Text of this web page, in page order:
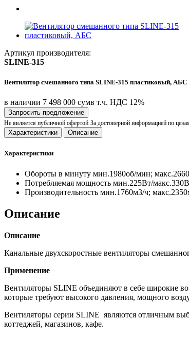
Артикул производителя:
SLINE-315
Вентилятор смешанного типа SLINE-315 пластиковый, АБС
в наличии 7 498 000 сумв т.ч. НДС 12%
Запросить предложение
Не является публичной офертой За достоверной информацией по
Характеристики Описание
Характеристики
Обороты в минуту мин.1980об/мин;
Потребляемая мощность мин.225Вт/
Производительность мин.1760м3/ч;
Описание
Описание
Канальные двухскоростные вентиляторы
Применение
Вентиляторы SLINE объединяют в себе широкие
которые требуют высокого давления, мощного
Вентиляторы серии SLINE являются отличным
коттеджей, магазинов, кафе.